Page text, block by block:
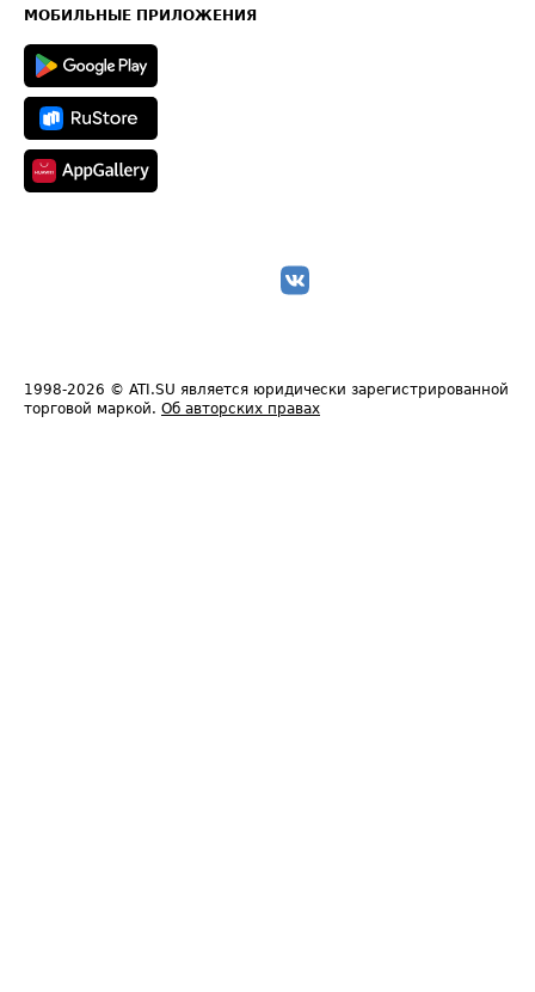
Техническая информация
МОБИЛЬНЫЕ ПРИЛОЖЕНИЯ
1998-2026 © ATI.SU является юридически зарегистрированной
торговой маркой. Об авторских правах